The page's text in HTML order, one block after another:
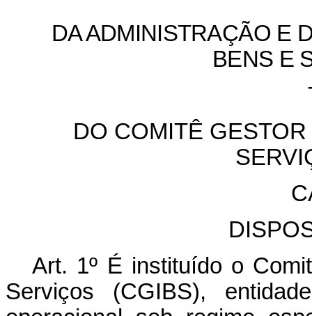
DA ADMINISTRAÇÃO E
BENS E
DO COMITÊ
Art. 1º É instituído o
Serviços (CGIBS),